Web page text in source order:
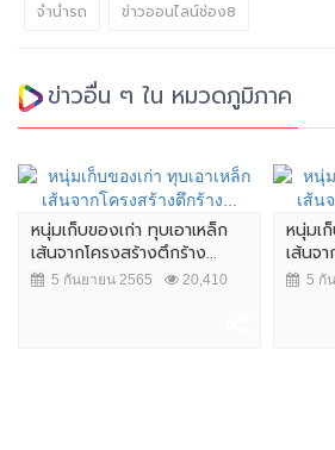
จำนำรถ
ข่าวออนไลน์ช่อง8
ข่าวอื่น ๆ ใน หมวดภูมิภาค
หนุ่มเก็บของเก่า ทุบเอาเหล็ก
เส้นจากโครงสร้างตึกร้าง...
5 กันยายน 2565 20,410
หนุ่มเ
เส้นจ
5 กั